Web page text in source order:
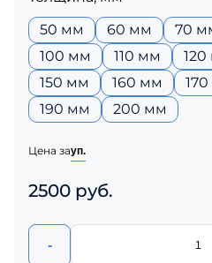
50 мм
60 мм 70
100 мм
110 мм
150 мм
160 мм
190 мм
200 мм
Цена зауп.
2500 руб.
-